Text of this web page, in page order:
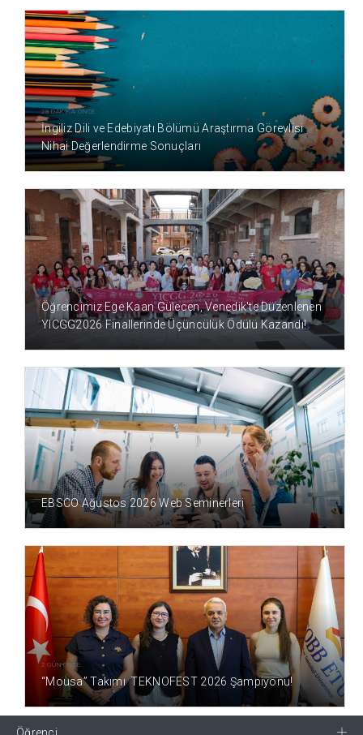
28 DAKİKA ÖNCE
İngiliz Dili ve Edebiyatı Bölümü Araştırma Görevlisi
Nihai Değerlendirme Sonuçları
4 SAAT ÖNCE
Öğrencimiz Ege Kaan Gülecen, Venedik'te Düzenlenen
YICGG2026 Finallerinde Üçüncülük Ödülü Kazandı!
2 GÜN ÖNCE
EBSCO Ağustos 2026 Web Seminerleri
2 GÜN ÖNCE
“Mousa” Takımı TEKNOFEST 2026 Şampiyonu!
Öğrenci